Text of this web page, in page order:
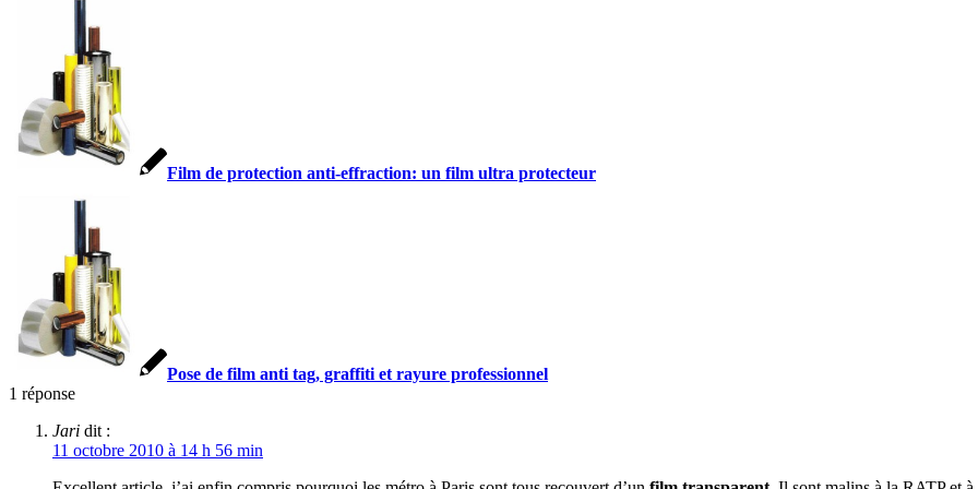
Film de protection anti-effraction: un film ultra protecteur
Pose de film anti tag, graffiti et rayure professionnel
1 réponse
Jari dit :
11 octobre 2010 à 14 h 56 min